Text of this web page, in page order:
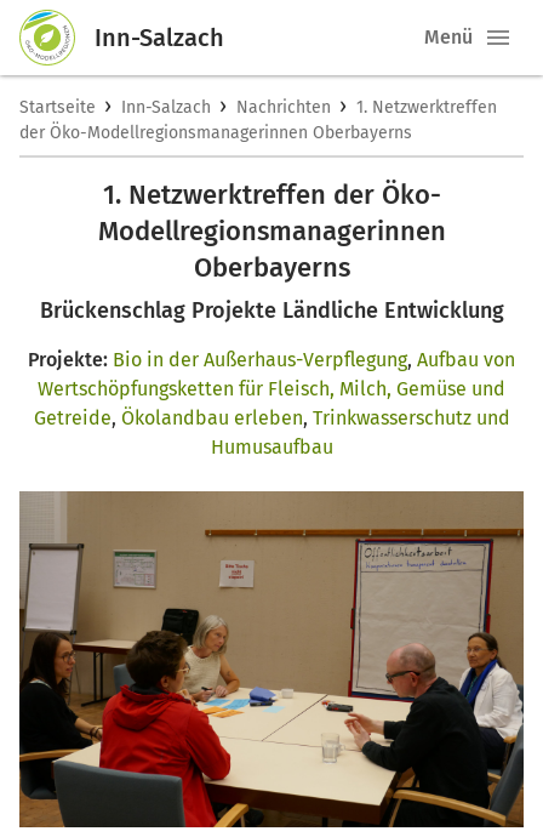
Inn-Salzach Menü
Startseite › Inn-Salzach › Nachrichten › 1. Netzwerktreffen
der Öko-Modellregionsmanagerinnen Oberbayerns
1. Netzwerktreffen der Öko-
Modellregionsmanagerinnen
Oberbayerns
Brückenschlag Projekte Ländliche Entwicklung
Projekte: Bio in der Außerhaus-Verpflegung, Aufbau von
Wertschöpfungsketten für Fleisch, Milch, Gemüse und
Getreide, Ökolandbau erleben, Trinkwasserschutz und
Humusaufbau